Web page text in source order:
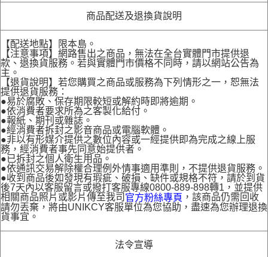
商品配送及退換貨說明
【配送地點】限本島。
【注意事項】網路售出之商品，無法在全台實體門市提供退
款、退換貨服務。若與實體門市價格不同時，請以網站公告為
主。
【退貨說明】若您購買之商品或服務為下列情形之一，恕無法
提供退貨服務：
●易於腐敗、保存期限較短或解約時即將逾期。
●依消費者要求所為之客製化給付。
●報紙、期刊或雜誌。
●經消費者拆封之影音商品或電腦軟體。
●非以有形媒介提供之數位內容或一經提供即為完成之線上服
務，經消費者事先同意始提供者。
●已拆封之個人衛生用品。
●依通訊交易解除權合理例外情事適用準則，不提供退貨服務。
●收到商品後如發現有瑕疵、破損、缺件或規格不符，請於到貨
後7天內以客服留言或撥打客服專線0800-889-898轉1，並提供
相關商品照片或影片傳至我司 官方粉絲專頁 ，該商品仍需回收
請勿丟棄，將由UNIKCY客服單位為您協助，盡速為您辦理退換
貨事宜。
法令宣導